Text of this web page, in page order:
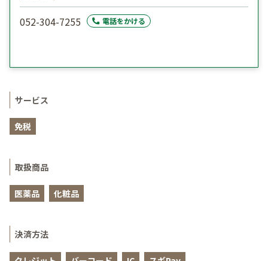
052-304-7255
電話をかける
サービス
免税
取扱商品
医薬品 化粧品
決済方法